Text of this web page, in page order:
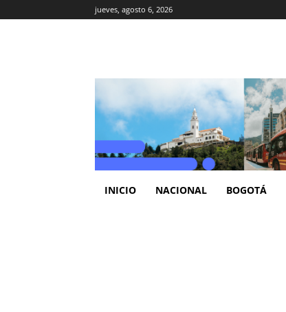
jueves, agosto 6, 2026
INICIO NACIONAL BOGOTÁ